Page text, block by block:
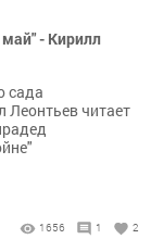
- Кирилл
сада
читает
1656 1 2